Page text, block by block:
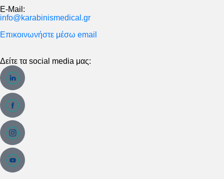
E-Mail:
info@karabinismedical.gr
Επικοινωνήστε μέσω email
Δείτε τα social media μας: